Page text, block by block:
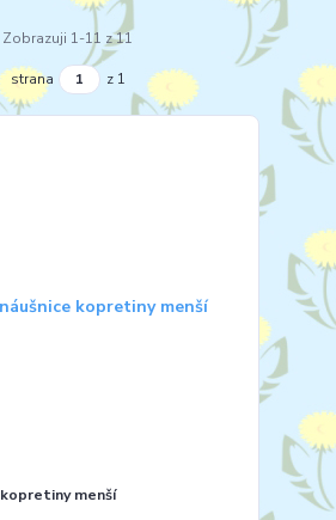
Zobrazuji 1-11 z 11
strana z 1
menší